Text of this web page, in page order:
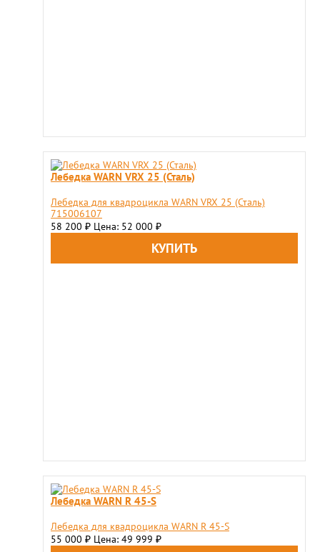
Лебедка WARN VRX 25 (Сталь)
Лебедка для квадроцикла WARN VRX 25 (Сталь)
715006107
58 200 ₽ Цена: 52 000 ₽
Лебедка WARN R 45-S
Лебедка для квадроцикла WARN R 45-S
55 000 ₽ Цена: 49 999 ₽